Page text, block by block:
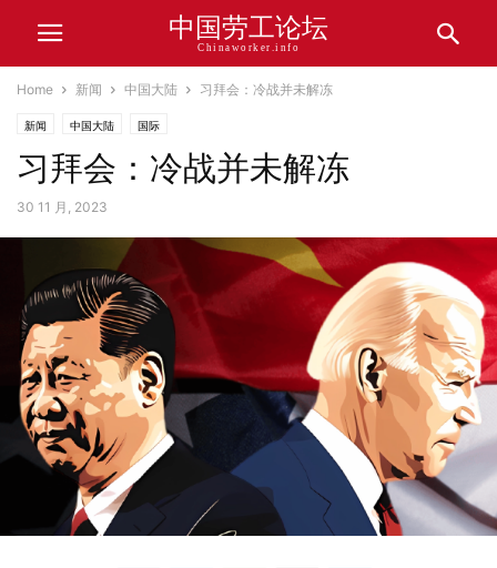
中国劳工论坛
Chinaworker.info
Home 新闻 中国大陆 习拜会：冷战并未解冻
新闻 中国大陆 国际
习拜会：冷战并未解冻
30 11 月, 2023